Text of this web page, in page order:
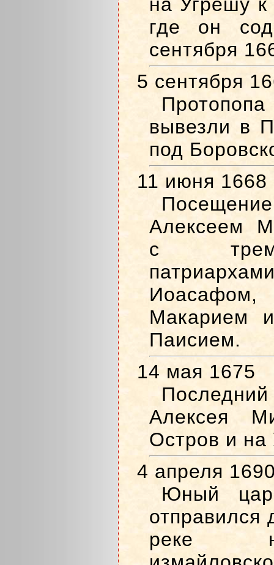
где он
сентября
5 сентября
вывезли в
под
11 июня 1668
Алексеем
с
Макарием
Паисием.
14 мая 1675
Алексея
Остров и на
4 апреля
Юный
отправился
реке